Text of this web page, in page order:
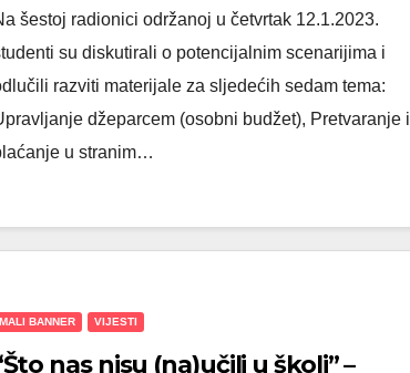
šestoj radionici održanoj u četvrtak 12.1.2023.
su diskutirali o potencijalnim scenarijima i
razviti materijale za sljedećih sedam tema:
džeparcem (osobni budžet), Pretvaranje i
u stranim…
MALI BANNER VIJESTI
nas nisu (na)učili u školi” –